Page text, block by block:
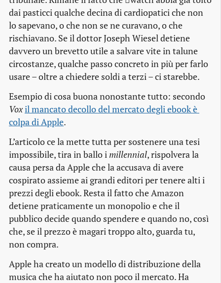
dai pasticci qualche decina di cardiopatici che non
lo sapevano, o che non se ne curavano, o che
rischiavano. Se il dottor Joseph Wiesel detiene
davvero un brevetto utile a salvare vite in talune
circostanze, qualche passo concreto in più per farlo
usare – oltre a chiedere soldi a terzi – ci starebbe.
Esempio di cosa buona nonostante tutto: secondo
Voxil mancato decollo del mercato degli ebook è
colpa di Apple.
L’articolo ce la mette tutta per sostenere una tesi
impossibile, tira in ballo imillennial, rispolvera la
causa persa da Apple che la accusava di avere
cospirato assieme ai grandi editori per tenere alti i
prezzi degli ebook. Resta il fatto che Amazon
detiene praticamente un monopolio e che il
pubblico decide quando spendere e quando no, così
che, se il prezzo è magari troppo alto, guarda tu,
non compra.
Apple ha creato un modello di distribuzione della
musica che ha aiutato non poco il mercato. Ha